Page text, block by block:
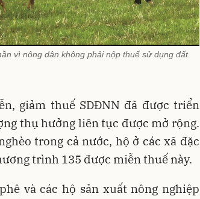
vì nông dân không phải nộp thuế sử dụng đất.
giảm thuế SDĐNN đã được triển
thụ hưởng liên tục được mở rộng.
trong cả nước, hộ ở các xã đặc
trình 135 được miễn thuế này.
và các hộ sản xuất nông nghiệp